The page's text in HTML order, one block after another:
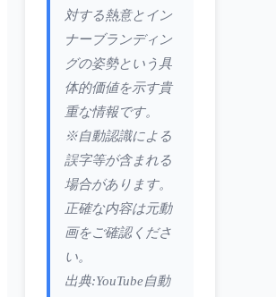
対する熱意とイン
ナーブランディン
グの姿勢という具
体的価値を示す貴
重な情報です。
※自動認識による
誤字等が含まれる
場合があります。
正確な内容は元動
画をご確認くださ
い。
出典:YouTube自動